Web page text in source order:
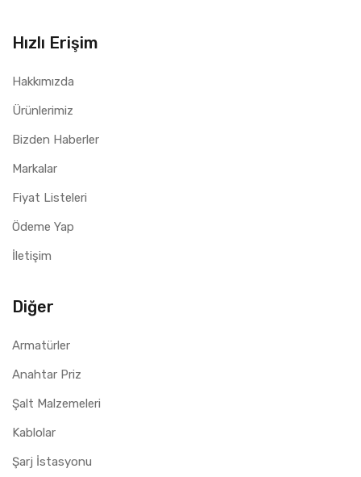
Hızlı Erişim
Hakkımızda
Ürünlerimiz
Bizden Haberler
Markalar
Fiyat Listeleri
Ödeme Yap
İletişim
Diğer
Armatürler
Anahtar Priz
Şalt Malzemeleri
Kablolar
Şarj İstasyonu